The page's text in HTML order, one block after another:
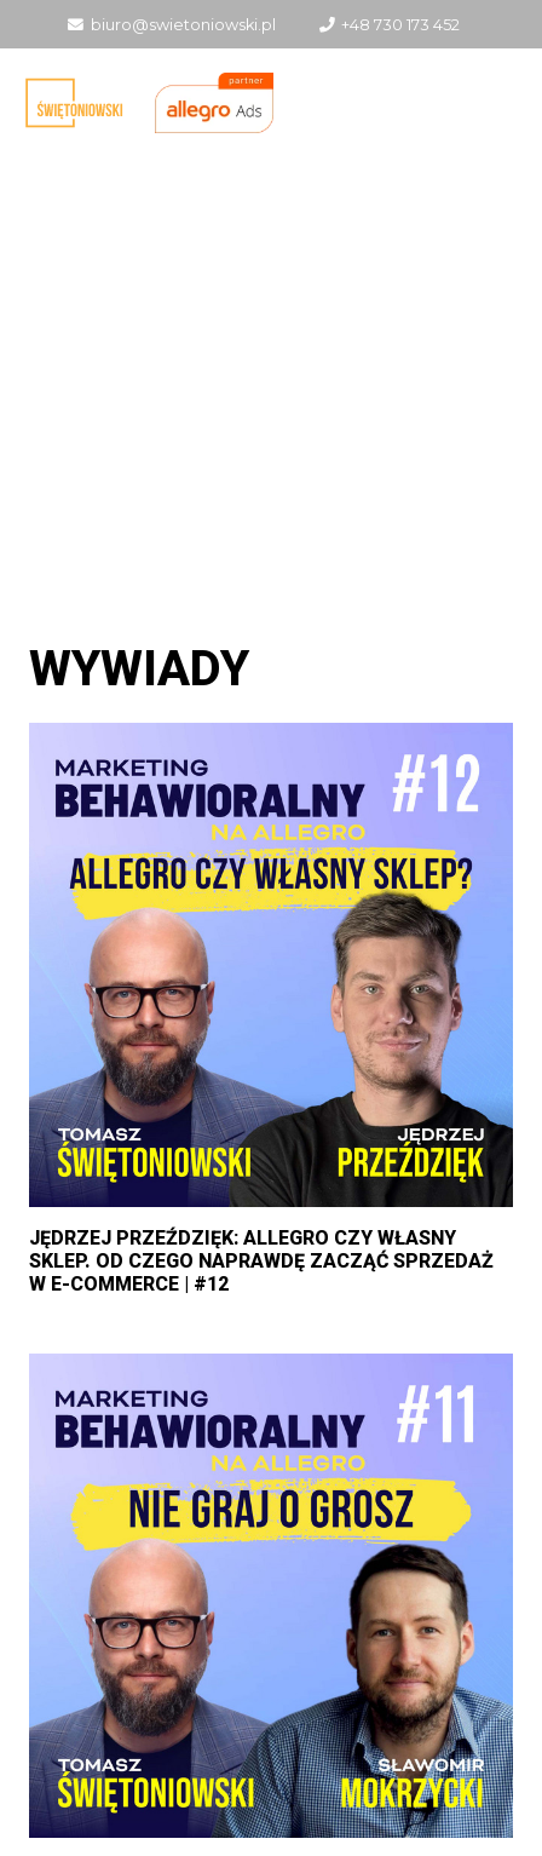
biuro@swietoniowski.pl +48 730 173 452
WYWIADY
JĘDRZEJ PRZEŹDZIĘK: ALLEGRO CZY WŁASNY
SKLEP. OD CZEGO NAPRAWDĘ ZACZĄĆ SPRZEDAŻ
W E-COMMERCE | #12